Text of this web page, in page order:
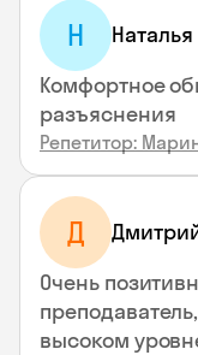
Н
Комфортное
разъяснения
Репетитор:
Д
Очень
высоком